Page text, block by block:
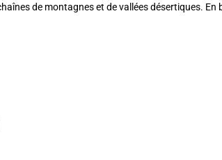
de montagnes et de vallées désertiques. En